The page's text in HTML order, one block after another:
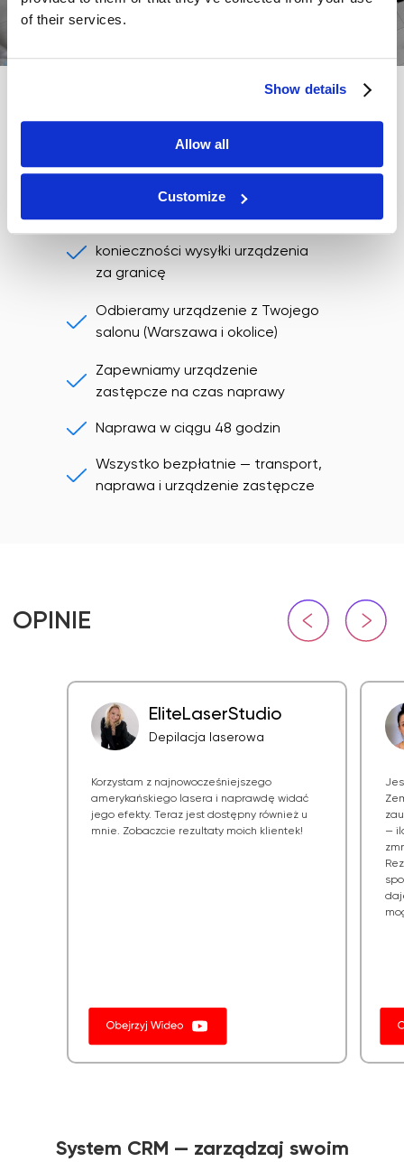
of their services.
Show details
Allow all
Customize
24-miesięczna gwarancja + serwis w
Polsce
24 miesiące pełnej gwarancji
konieczności wysyłki urządzenia
za granicę
Odbieramy urządzenie z Twojego
salonu (Warszawa i okolice)
Zapewniamy urządzenie
zastępcze na czas naprawy
Naprawa w ciągu 48 godzin
Wszystko bezpłatnie — transport,
naprawa i urządzenie zastępcze
Korzystam z najnowocześniejszego
amerykańskiego lasera i naprawdę widać
jego efekty. Teraz jest dostępny również u
mnie. Zobaczcie rezultaty moich klientek!
EliteLaserStudio
Depilacja laserowa
—
System CRM — zarządzaj swoim